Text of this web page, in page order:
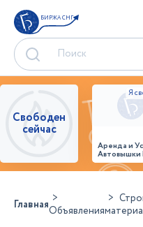
БИРЖА СНГ
Свободен
сейчас
Аренда и
Автовышки
26,28,32
ГлавнаяОбъявления